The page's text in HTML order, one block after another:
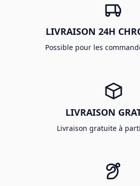
LIVRAISON 24H
Possible pour les
LIVRAISON
Livraison gratuite à